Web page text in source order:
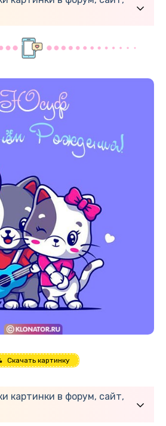
Скачать картинку
картинки в форум, сайт,